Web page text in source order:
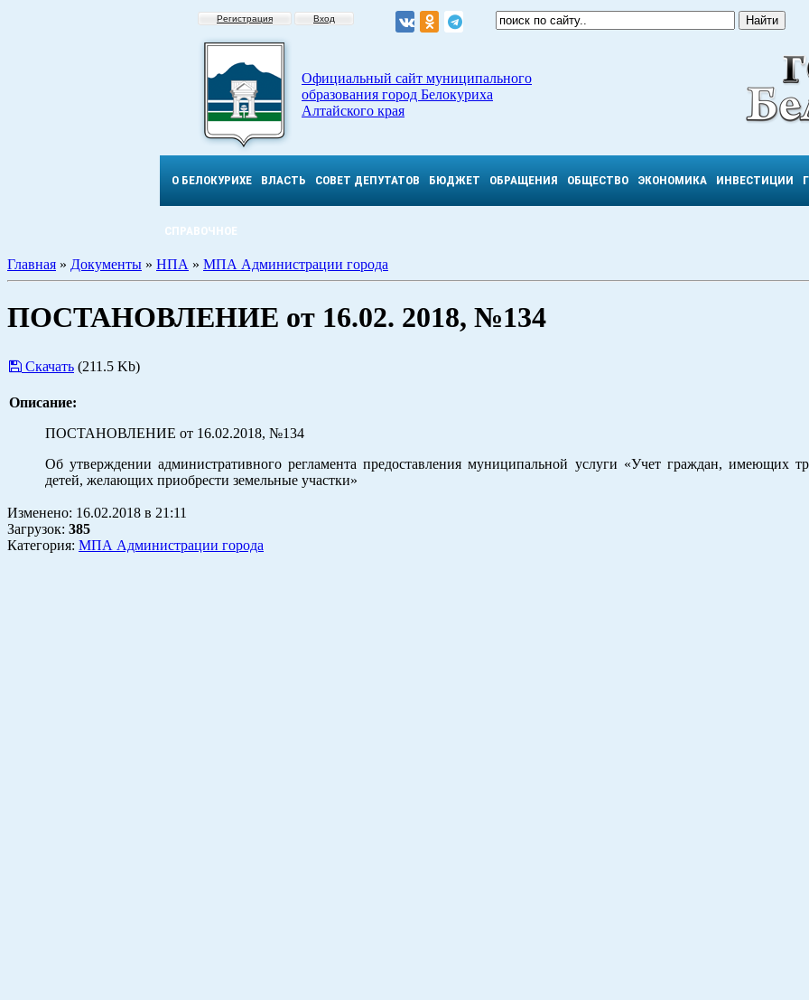
Регистрация Вход
Официальный сайт муниципального
образования город Белокуриха
Алтайского края
О БЕЛОКУРИХЕ ВЛАСТЬ СОВЕТ ДЕПУТАТОВ БЮДЖЕТ ОБРАЩЕНИЯ ОБЩЕСТВО ЭКОНОМИКА ИНВЕСТИЦИИ
СПРАВОЧНОЕ
Главная » Документы » НПА » МПА Администрации города
ПОСТАНОВЛЕНИЕ от 16.02. 2018, №134
Скачать (211.5 Kb)
Описание:
ПОСТАНОВЛЕНИЕ от 16.02.2018, №134
Об утверждении административного регламента предоставления муници­пальной услуги «Учет граждан, имеющих
детей, желающих приобрести земельные участки»
Изменено: 16.02.2018 в 21:11
Загрузок: 385
Категория: МПА Администрации города